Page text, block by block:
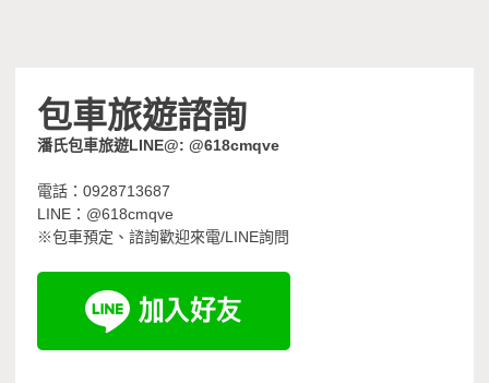
包車旅遊諮詢
潘氏包車旅遊LINE@: @618cmqve
電話：0928713687
LINE：@618cmqve
※包車預定、諮詢歡迎來電/LINE詢問